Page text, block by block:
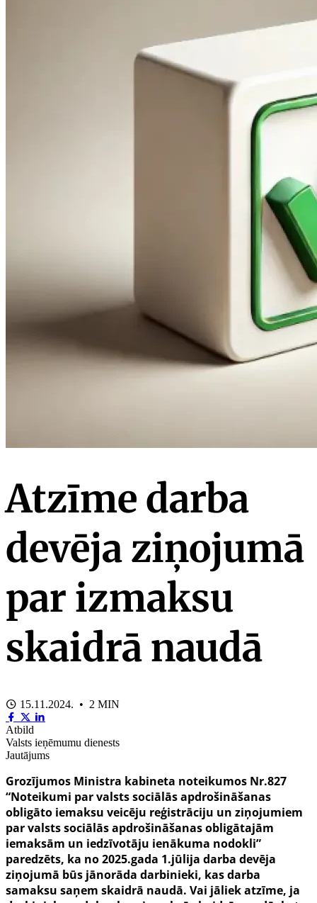
Atzīme darba
devēja ziņojumā
par izmaksu
skaidrā naudā
15.11.2024. • 2 MIN
Atbild
Valsts ieņēmumu dienests
Jautājums
Grozījumos Ministra kabineta noteikumos Nr.827
“Noteikumi par valsts sociālās apdrošināšanas
obligāto iemaksu veicēju reģistrāciju un ziņojumiem
par valsts sociālās apdrošināšanas obligātajām
iemaksām un iedzīvotāju ienākuma nodokli”
paredzēts, ka no 2025.gada 1.jūlija darba devēja
ziņojumā būs jānorāda darbinieki, kas darba
samaksu saņem skaidrā naudā. Vai jāliek atzīme, ja